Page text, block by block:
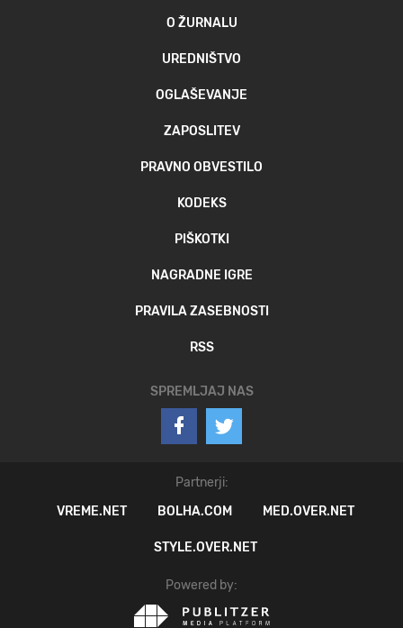
O ŽURNALU
UREDNIŠTVO
OGLAŠEVANJE
ZAPOSLITEV
PRAVNO OBVESTILO
KODEKS
PIŠKOTKI
NAGRADNE IGRE
PRAVILA ZASEBNOSTI
RSS
SPREMLJAJ NAS
Partnerji:
VREME.NET
BOLHA.COM MED.OVER.NET
STYLE.OVER.NET
Powered by: